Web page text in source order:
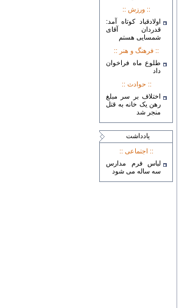
:: ورزش ::
اولادقباد کوتاه آمد:
قدردان آقای
شمسایی هستم
:: فرهنگ و هنر ::
طلوع ماه فراخوان
داد
:: حوادث ::
اختلاف بر سر مبلغ
رهن یک خانه به قتل
منجر شد
يادداشت
:: اجتماعی ::
لباس فرم مدارس
سه ساله می شود